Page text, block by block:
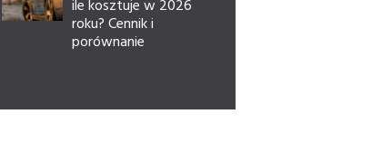
ile kosztuje w 2026
roku? Cennik i
porównanie